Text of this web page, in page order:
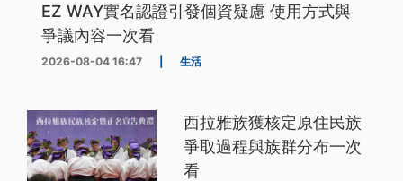
EZ WAY實名認證引發個資疑慮 使用方式與
爭議內容一次看
2026-08-04 16:47 生活
西拉雅族獲核定原住民族
爭取過程與族群分布一次
看